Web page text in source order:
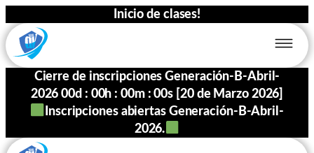
Inicio de clases!
Cierre de inscripciones Generación-B-Abril-
202600d : 00h :00m :00s [20 de Marzo 2026]
Inscripciones abiertas Generación-B-Abril-
2026.